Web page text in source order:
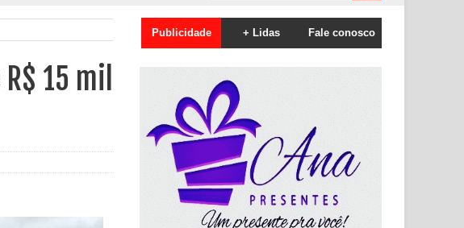
15 mil
Publicidade + Lidas Fale conosco